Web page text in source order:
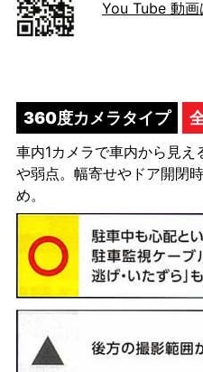
You Tube 動画
360度カメラタイプ
車内1カメラで車内から見
や弱点。幅寄せやドア開閉
め。